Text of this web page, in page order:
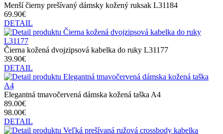
Menší čierny prešívaný dámsky kožený ruksak L31184
69.90€
DETAIL
Čierna kožená dvojzipsová kabelka do ruky L31177
39.90€
DETAIL
Elegantná tmavočervená dámska kožená taška A4
89.00€
98.00€
DETAIL